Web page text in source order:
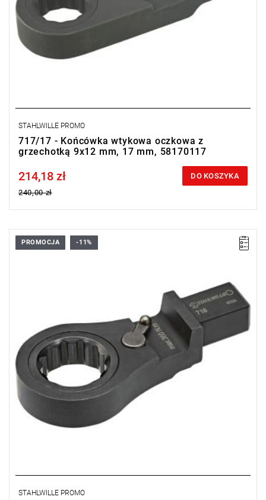
STAHLWILLE PROMO
717/17 - Końcówka wtykowa oczkowa z
grzechotką 9x12 mm, 17 mm, 58170117
Price tax included
214,18 zł
240,00 zł
DO KOSZYKA
PROMOCJA -11%
STAHLWILLE PROMO